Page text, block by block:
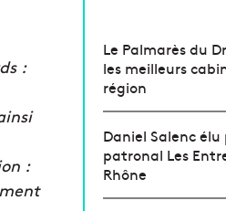
:
:
Le Palmarès du
les meilleurs
région
Daniel Salenc
patronal Les
Rhône